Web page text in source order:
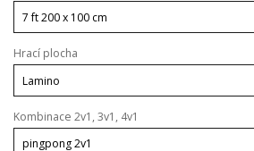
Hrací plocha
Kombinace 2v1, 3v1, 4v1